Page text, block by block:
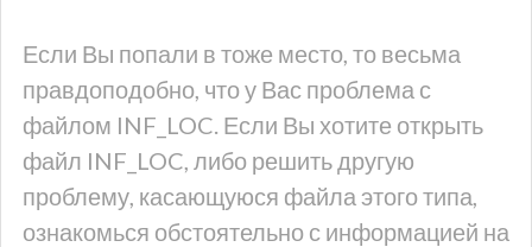
Если Вы попали в тоже место, то весьма
правдоподобно, что у Вас проблема с
файлом INF_LOC. Если Вы хотите открыть
файл INF_LOC, либо решить другую
проблему, касающуюся файла этого типа,
ознакомься обстоятельно с информацией на